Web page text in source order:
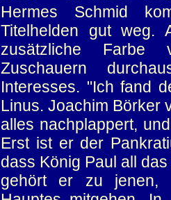
Hermes Schmid
Titelhelden gut weg.
zusätzliche Farbe
Zuschauern
Interesses. "Ich fand
Linus. Joachim Börker
alles nachplappert,
Erst ist er der
dass König Paul all
gehört er zu jenen,